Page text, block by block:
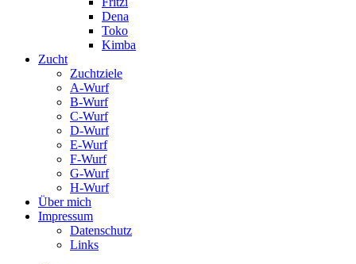
Dena
Toko
Kimba
Zucht
Zuchtziele
A-Wurf
B-Wurf
C-Wurf
D-Wurf
E-Wurf
F-Wurf
G-Wurf
H-Wurf
Über mich
Impressum
Datenschutz
Links